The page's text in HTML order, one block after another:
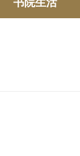
书院生活